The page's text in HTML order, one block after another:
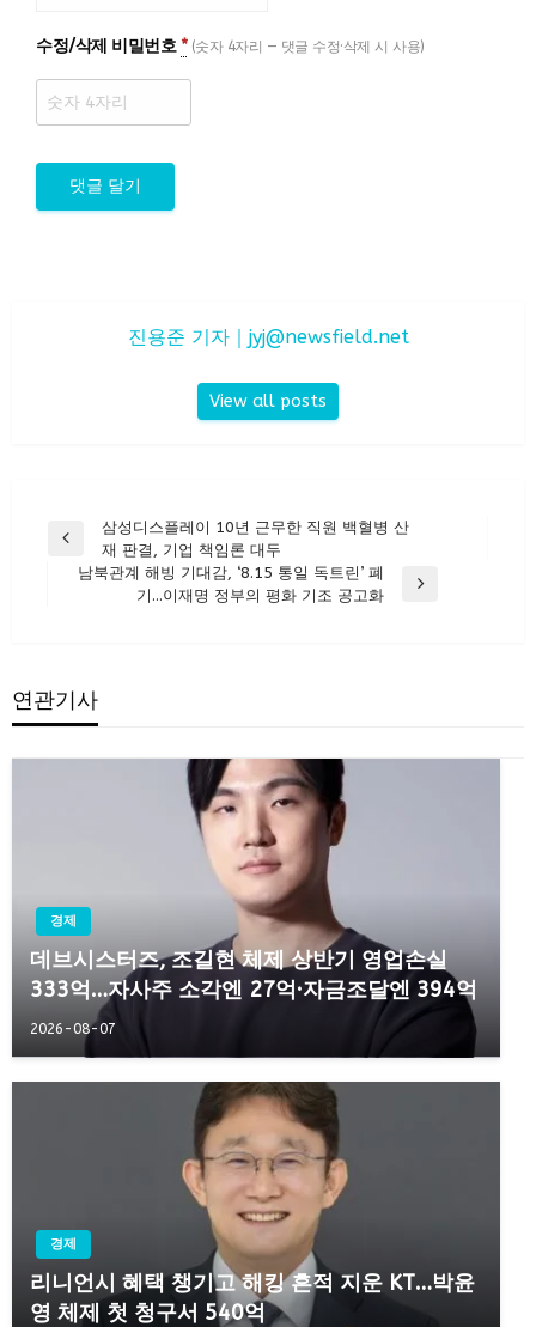
수정/삭제 비밀번호 * (숫자 4자리 — 댓글 수정·삭제 시 사용)
진용준 기자｜ jyj@newsfield.net
View all posts
글
Previous
Post
삼성디스플레이 10년 근무한 직원 백혈병 산
재 판결, 기업 책임론 대두
남북관계 해빙 기대감, ‘8.15 통일 독트린’ 폐
기…이재명 정부의 평화 기조 공고화
연관기사
경제
데브시스터즈, 조길현 체제 상반기 영업손실
333억…자사주 소각엔 27억·자금조달엔 394억
2026-08-07
경제
리니언시 혜택 챙기고 해킹 흔적 지운 KT…박윤
영 체제 첫 청구서 540억